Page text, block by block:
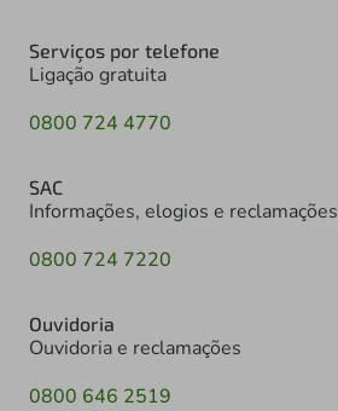
Serviços por telefone
Ligação gratuita
0800 724 4770
SAC
Informações, elogios e reclamações
0800 724 7220
Ouvidoria
Ouvidoria e reclamações
0800 646 2519